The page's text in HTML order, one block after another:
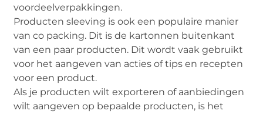
voordeelverpakkingen.
Producten sleeving is ook een populaire manier
van co packing. Dit is de kartonnen buitenkant
van een paar producten. Dit wordt vaak gebruikt
voor het aangeven van acties of tips en recepten
voor een product.
Als je producten wilt exporteren of aanbiedingen
wilt aangeven op bepaalde producten, is het